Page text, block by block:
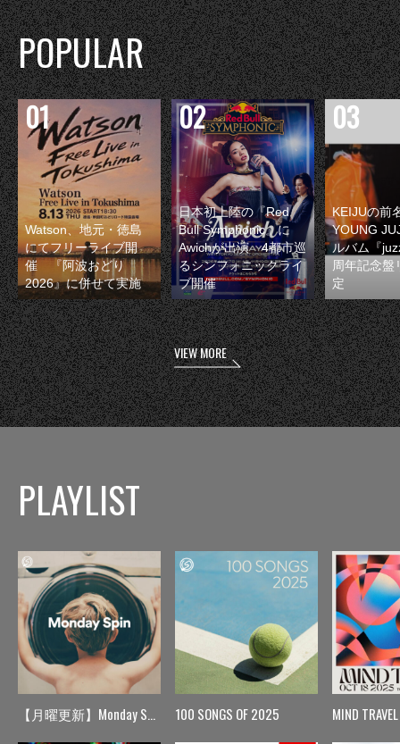
POPULAR
Watson、地元・徳島
にてフリーライブ開
催 『阿波おどり
2026』に併せて実施
日本初上陸の『Red
Bull Symphonic』に
Awichが出演 4都市巡
るシンフォニックライ
ブ開催
KEIJUの前
YOUNG
ルバム『
周年記念盤
定
VIEW MORE
PLAYLIST
【月曜更新】Monday Spin 100 SONGS OF 2025 MIND TRAVEL